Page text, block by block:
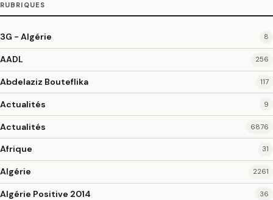
RUBRIQUES
3G - Algérie 8
AADL 256
Abdelaziz Bouteflika 117
Actualités 9
Actualités 6876
Afrique 31
Algérie 2261
Algérie Positive 2014 36